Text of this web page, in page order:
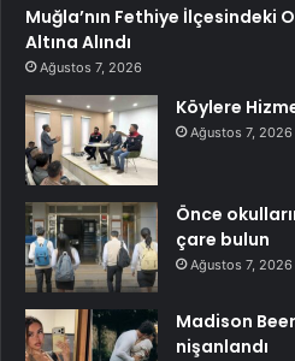
Muğla’nın Fethiye İlçesindeki
Altına Alındı
Ağustos 7, 2026
Köylere
Ağustos 7, 2026
Önce
çare bulun
Ağustos 7, 2026
Madison
nişanlandı